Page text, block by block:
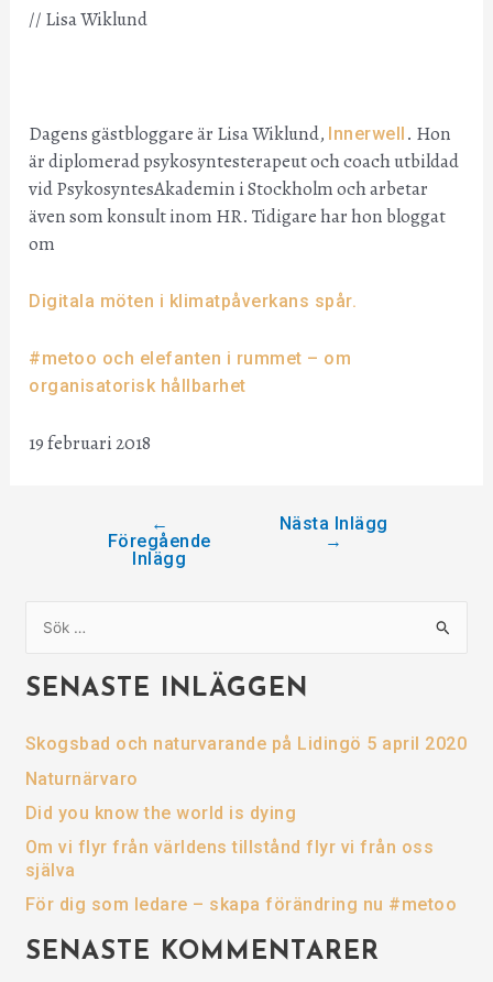
// Lisa Wiklund
Dagens gästbloggare är Lisa Wiklund, Innerwell . Hon
är diplomerad psykosyntesterapeut och coach utbildad
vid PsykosyntesAkademin i Stockholm och arbetar
även som konsult inom HR. Tidigare har hon bloggat
om
Digitala möten i klimatpåverkans spår.
#metoo och elefanten i rummet – om
organisatorisk hållbarhet
19 februari 2018
←
Föregående
Inlägg
Nästa Inlägg
→
k
f
t
e
r
SENASTE INLÄGGEN
Skogsbad och naturvarande på Lidingö 5 april 2020
Naturnärvaro
Did you know the world is dying
Om vi flyr från världens tillstånd flyr vi från oss
själva
För dig som ledare – skapa förändring nu #metoo
SENASTE KOMMENTARER